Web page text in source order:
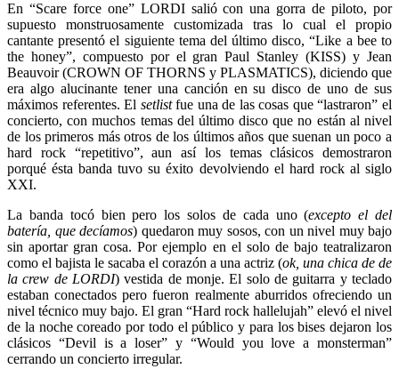
En “Scare force one” LORDI salió con una gorra de piloto, por
supuesto monstruosamente customizada tras lo cual el propio
cantante presentó el siguiente tema del último disco, “Like a bee to
the honey”, compuesto por el gran Paul Stanley (KISS) y Jean
Beauvoir (CROWN OF THORNS y PLASMATICS), diciendo que
era algo alucinante tener una canción en su disco de uno de sus
máximos referentes. El setlistfue una de las cosas que “lastraron” el
concierto, con muchos temas del último disco que no están al nivel
de los primeros más otros de los últimos años que suenan un poco a
hard rock “repetitivo”, aun así los temas clásicos demostraron
porqué ésta banda tuvo su éxito devolviendo el hard rock al siglo
XXI.
La banda tocó bien pero los solos de cada uno (excepto el del
batería, que decíamos) quedaron muy sosos, con un nivel muy bajo
sin aportar gran cosa. Por ejemplo en el solo de bajo teatralizaron
como el bajista le sacaba el corazón a una actriz (ok, una chica de de
la crew de LORDI) vestida de monje. El solo de guitarra y teclado
estaban conectados pero fueron realmente aburridos ofreciendo un
nivel técnico muy bajo. El gran “Hard rock hallelujah” elevó el nivel
de la noche coreado por todo el público y para los bises dejaron los
clásicos “Devil is a loser” y “Would you love a monsterman”
cerrando un concierto irregular.